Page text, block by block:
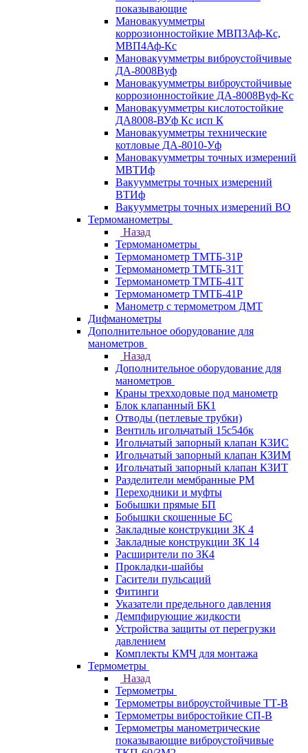
показывающие
Мановакуумметры
коррозионностойкие МВП3Аф-Кс,
МВП4Аф-Кс
Мановакуумметры виброустойчивые
ДА-8008Вуф
Мановакуумметры виброустойчивые
коррозионностойкие ДА-8008Вуф-Кс
Мановакуумметры кислотостойкие
ДА8008-ВУф Кс исп К
Мановакуумметры технические
котловые ДА-8010-Уф
Мановакуумметры точных измерений
МВТИф
Вакуумметры точных измерений
ВТИф
Вакуумметры точных измерений ВО
Термоманометры
Назад
Термоманометры
Термоманометр ТМТБ-31Р
Термоманометр ТМТБ-31Т
Термоманометр ТМТБ-41Т
Термоманометр ТМТБ-41Р
Манометр с термометром ДМТ
Дифманометры
Дополнительное оборудование для
манометров
Назад
Дополнительное оборудование для
манометров
Краны трехходовые под манометр
Блок клапанный БК1
Отводы (петлевые трубки)
Вентиль игольчатый 15с54бк
Игольчатый запорный клапан КЗИС
Игольчатый запорный клапан КЗИМ
Игольчатый запорный клапан КЗИТ
Разделители мембранные РМ
Переходники и муфты
Бобышки прямые БП
Бобышки скошенные БС
Закладные конструкции ЗК 4
Закладные конструкции ЗК 14
Расширители по ЗК4
Прокладки-шайбы
Гасители пульсаций
Фитинги
Указатели предельного давления
Демпфирующие жидкости
Устройства защиты от перегрузки
давлением
Комплекты КМЧ для монтажа
Термометры
Назад
Термометры
Термометры виброустойчивые ТТ-В
Термометры вибростойкие СП-В
Термометры манометрические
показывающие виброустойчивые